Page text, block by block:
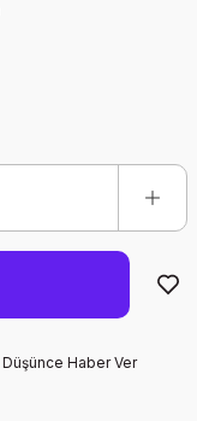
Düşünce Haber Ver